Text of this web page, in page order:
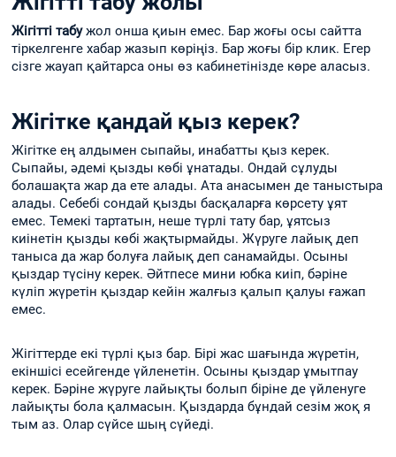
Жігітті табужол онша қиын емес. Бар жоғы осы сайтта
тіркелгенге хабар жазып көріңіз. Бар жоғы бір клик. Егер
сізге жауап қайтарса оны өз кабинетінізде көре аласыз.
Жігітке қандай қыз керек?
Жігітке ең алдымен сыпайы, инабатты қыз керек.
Сыпайы, әдемі қызды көбі ұнатады. Ондай сұлуды
болашақта жар да ете алады. Ата анасымен де таныстыра
алады. Себебі сондай қызды басқаларға көрсету ұят
емес. Темекі тартатын, неше түрлі тату бар, ұятсыз
киінетін қызды көбі жақтырмайды. Жүруге лайық деп
таныса да жар болуға лайық деп санамайды. Осыны
қыздар түсіну керек. Әйтпесе мини юбка киіп, бәріне
күліп жүретін қыздар кейін жалғыз қалып қалуы ғажап
емес.
Жігіттерде екі түрлі қыз бар. Бірі жас шағында жүретін,
екіншісі есейгенде үйленетін. Осыны қыздар ұмытпау
керек. Бәріне жүруге лайықты болып біріне де үйленуге
лайықты бола қалмасын. Қыздарда бұндай сезім жоқ я
тым аз. Олар сүйсе шың сүйеді.